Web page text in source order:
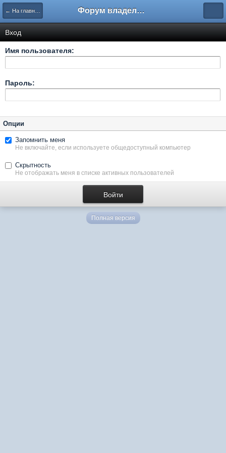
← На главную Форум владельцев интернет-магазинов
Вход
Имя пользователя:
Пароль:
Опции
Запомнить меня
Не включайте, если используете общедоступный компьютер
Скрытность
Не отображать меня в списке активных пользователей
Полная версия